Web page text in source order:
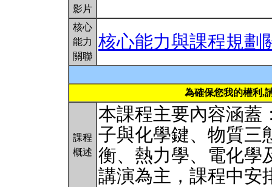
影片
核心
能力
關聯
核心能力與課程規劃
為確保您我的權利,
課程
概述
本課程主要內容涵蓋
子與化學鍵、物質三
衡、熱力學、電化學
講演為主，課程中